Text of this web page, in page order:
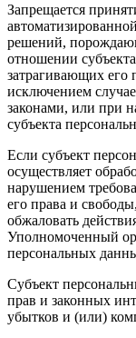
Запрещается
решений,
отношении
затрагивающих его
исключением
законами, или при
субъекта
Если субъект
осуществляет
нарушением
его права и
обжаловать
Уполномоченный
персональных
Субъект
прав и законных
убытков и (или)